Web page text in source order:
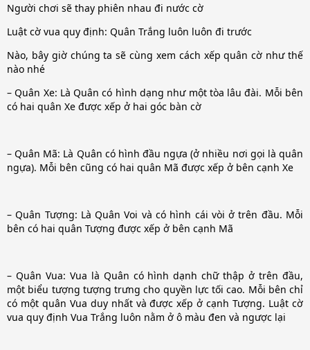
Người chơi sẽ thay phiên nhau đi nước cờ
Luật cờ vua quy định: Quân Trắng luôn luôn đi trước
Nào, bây giờ chúng ta sẽ cùng xem cách xếp quân cờ như thế
nào nhé
– Quân Xe: Là Quân có hình dạng như một tòa lâu đài. Mỗi bên
có hai quân Xe được xếp ở hai góc bàn cờ
– Quân Mã: Là Quân có hình đầu ngựa (ở nhiều nơi gọi là quân
ngựa). Mỗi bên cũng có hai quân Mã được xếp ở bên cạnh Xe
– Quân Tượng: Là Quân Voi và có hình cái vòi ở trên đầu. Mỗi
bên có hai quân Tượng được xếp ở bên cạnh Mã
– Quân Vua: Vua là Quân có hình dạnh chữ thập ở trên đầu,
một biểu tượng tượng trưng cho quyền lực tối cao. Mỗi bên chỉ
có một quân Vua duy nhất và được xếp ở cạnh Tượng. Luật cờ
vua quy định Vua Trắng luôn nằm ở ô màu đen và ngược lại